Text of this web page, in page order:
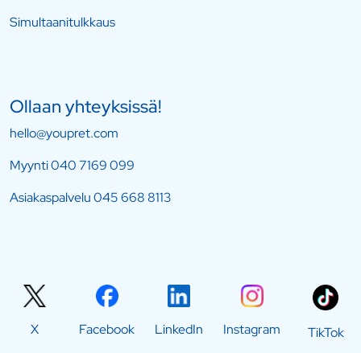
Simultaanitulkkaus
Ollaan yhteyksissä!
hello@youpret.com
Myynti040 7169 099
Asiakaspalvelu045 668 8113
X Facebook LinkedIn Instagram TikTok